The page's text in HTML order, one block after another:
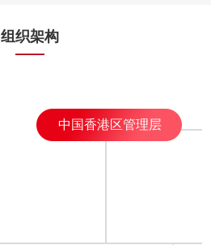
组织架构
中国香港区管理层